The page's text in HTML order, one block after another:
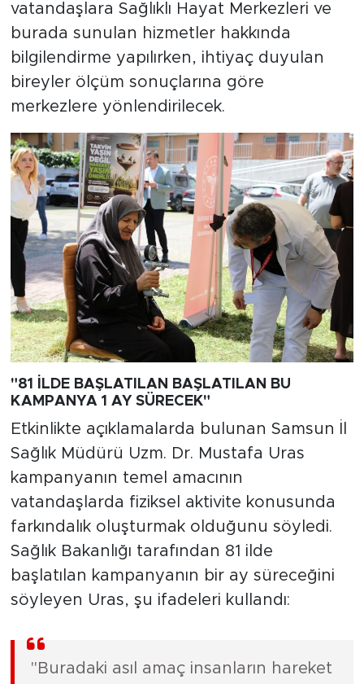
vatandaşlara Sağlıklı Hayat Merkezleri ve
burada sunulan hizmetler hakkında
bilgilendirme yapılırken, ihtiyaç duyulan
bireyler ölçüm sonuçlarına göre
merkezlere yönlendirilecek.
"81 İLDE BAŞLATILAN BAŞLATILAN BU
KAMPANYA 1 AY SÜRECEK"
Etkinlikte açıklamalarda bulunan Samsun İl
Sağlık Müdürü Uzm. Dr. Mustafa Uras
kampanyanın temel amacının
vatandaşlarda fiziksel aktivite konusunda
farkındalık oluşturmak olduğunu söyledi.
Sağlık Bakanlığı tarafından 81 ilde
başlatılan kampanyanın bir ay süreceğini
söyleyen Uras, şu ifadeleri kullandı:
"Buradaki asıl amaç insanların hareket